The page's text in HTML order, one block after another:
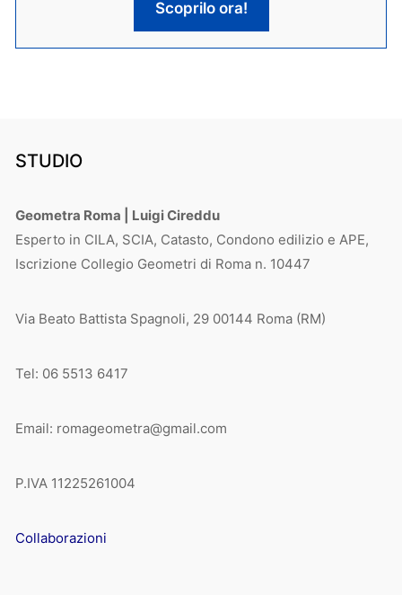
Scoprilo ora!
STUDIO
Geometra Roma | Luigi Cireddu
Esperto in CILA, SCIA, Catasto, Condono edilizio e APE,
Iscrizione Collegio Geometri di Roma n. 10447
Via Beato Battista Spagnoli, 29 00144 Roma (RM)
Tel: 06 5513 6417
Email: romageometra@gmail.com
P.IVA 11225261004
Collaborazioni